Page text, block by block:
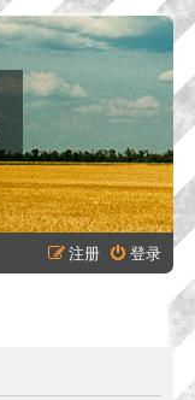
登录
注册